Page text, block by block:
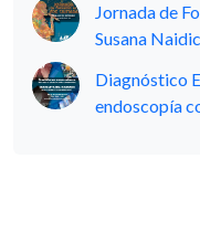
Jornada de
Susana
Diagnóstico
endoscopía